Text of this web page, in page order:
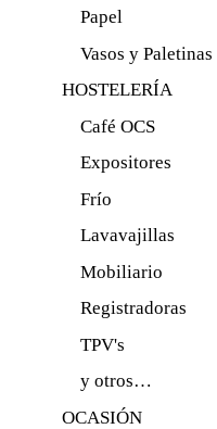
Papel
Vasos y Paletinas
HOSTELERÍA
Café OCS
Expositores
Frío
Lavavajillas
Mobiliario
Registradoras
TPV's
y otros…
OCASIÓN